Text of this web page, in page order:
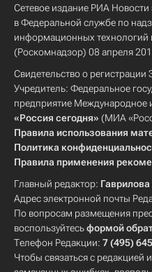
Сетевое издание РИА Новости
в Федеральной службе по
информационных
(Роскомнадзор) 08 апреля
Свидетельство о
Учредитель: Федеральное
предприятие Международное
«Россия сегодня» (МИА
Правила использования
Политика
Правила применения
Главный редактор:
Адрес электронной почты
По вопросам размещения
воспользуйтесьформой
Телефон Редакции: 7 (495)
Чтобы связаться с редакцией